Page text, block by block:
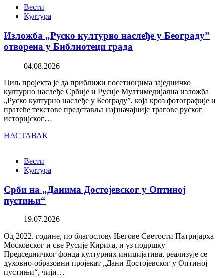
Вести
Култура
Изложба „Руско културно наслеђе у Београду”
отворена у Библиотеци града
04.08.2026
Циљ пројекта је да приближи посетиоцима заједничко
културно наслеђе Србије и Русије Мултимедијална изложба
„Руско културно наслеђе у Београду”, која кроз фотографије и
пратеће текстове представља најзначајније трагове руског
историјског…
НАСТАВАК
Вести
Култура
Срби на „Данима Достојевског у Оптиној
пустињи“
19.07.2026
Од 2022. године, по благослову Његове Светости Патријарха
Московског и све Русије Кирила, и уз подршку
Председничког фонда културних иницијатива, реализује се
духовно-образовни пројекат „Дани Достојевског у Оптиној
пустињи“, чији…